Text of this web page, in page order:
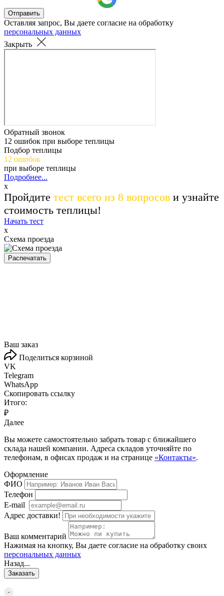
Отправить
Оставляя запрос, Вы даете согласие на обработку
персональных данных
Закрыть
Обратный звонок
12 ошибок при выборе теплицы
Подбор теплицы
12 ошибок
при выборе теплицы
Подробнее...
x
Пройдите тест всего из 8 вопросов и узнайте
стоимость теплицы!
Начать тест
x
Схема проезда
Распечатать
Ваш заказ
Поделиться корзиной
VK
Telegram
WhatsApp
Скопировать ссылку
Итого:
₽
Далее
Вы можете самостоятельно забрать товар с ближайшего
склада нашей компании. Адреса складов уточняйте по
телефонам, в офисах продаж и на странице «Контакты».
Оформление
ФИО
Телефон
E-mail
Адрес доставки!
Ваш комментарий
Нажимая на кнопку, Вы даете согласие на обработку своих
персональных данных
Назад...
Заказать